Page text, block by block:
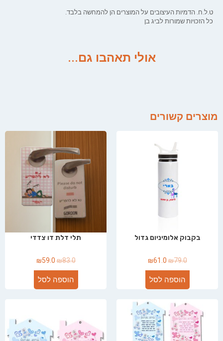
ט.ל.ח. הדמיות העיצובים על המוצרים הן להמחשה בלבד.
כל הזכויות שמורות לביג בן
אולי תאהבו גם...
מוצרים קשורים
בקבוק אלומיניום גדול
₪79.0
₪61.0
הוספה לסל
תלי דלת דו צדדי
₪83.0
₪59.0
הוספה לסל